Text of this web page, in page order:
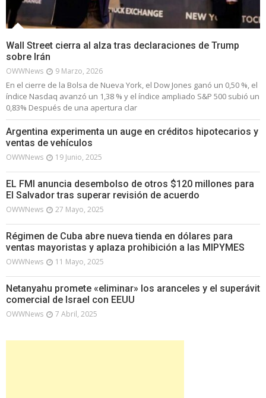
Wall Street cierra al alza tras declaraciones de Trump
sobre Irán
OWWNews 9 Marzo, 2026
En el cierre de la Bolsa de Nueva York, el Dow Jones ganó un 0,50 %, el
índice Nasdaq avanzó un 1,38 % y el índice ampliado S&P 500 subió un
0,83% Después de una apertura clar
Argentina experimenta un auge en créditos hipotecarios y
ventas de vehículos
OWWNews 19 Junio, 2025
EL FMI anuncia desembolso de otros $120 millones para
El Salvador tras superar revisión de acuerdo
OWWNews 27 Mayo, 2025
Régimen de Cuba abre nueva tienda en dólares para
ventas mayoristas y aplaza prohibición a las MIPYMES
OWWNews 11 Mayo, 2025
Netanyahu promete «eliminar» los aranceles y el superávit
comercial de Israel con EEUU
OWWNews 7 Abril, 2025